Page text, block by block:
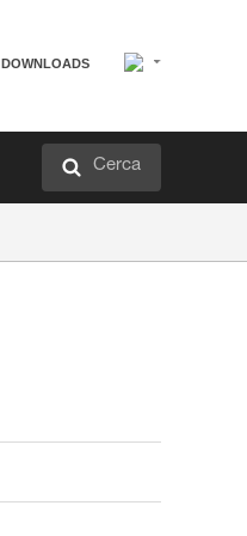
DOWNLOADS
Cerca